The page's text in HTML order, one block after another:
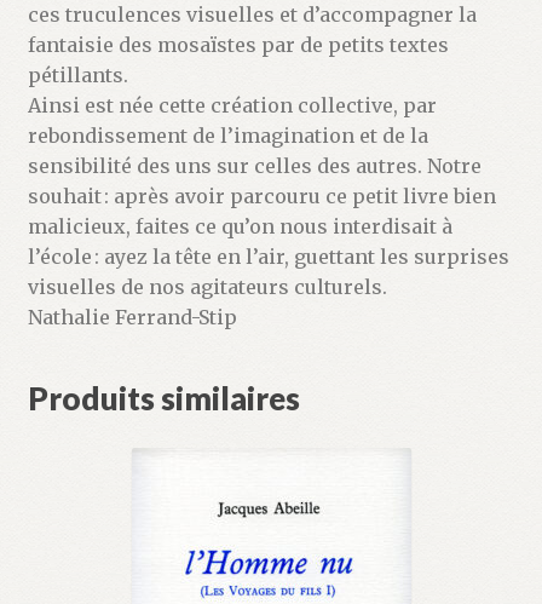
ces truculences visuelles et d’accompagner la
fantaisie des mosaïstes par de petits textes
pétillants.
Ainsi est née cette création collective, par
rebondissement de l’imagination et de la
sensibilité des uns sur celles des autres. Notre
souhait : après avoir parcouru ce petit livre bien
malicieux, faites ce qu’on nous interdisait à
l’école : ayez la tête en l’air, guettant les surprises
visuelles de nos agitateurs culturels.
Nathalie Ferrand-Stip
Produits similaires